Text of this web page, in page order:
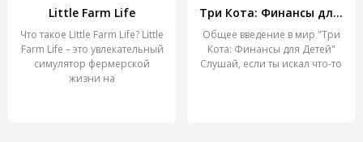
Little Farm Life
Что такое Little Farm Life? Little
Farm Life – это увлекательный
симулятор фермерской
жизни на
Три Кота: Финансы для Детей
Общее введение в мир "Три
Кота: Финансы для Детей"
Слушай, если ты искал что-то